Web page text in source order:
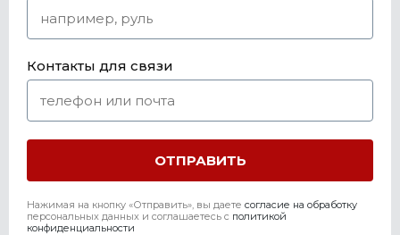
Контакты для связи
Нажимая на кнопку «Отправить», вы даете согласие на обработку
персональных данных и соглашаетесь c политикой
конфиденциальности